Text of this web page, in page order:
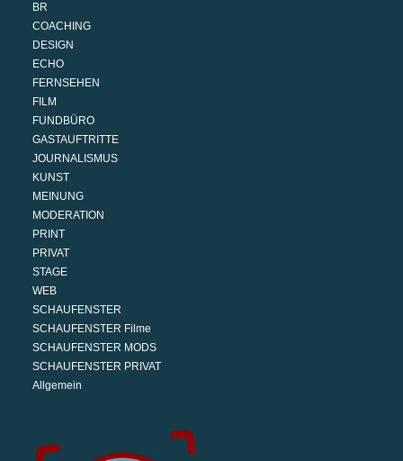
BR
COACHING
DESIGN
ECHO
FERNSEHEN
FILM
FUNDBÜRO
GASTAUFTRITTE
JOURNALISMUS
KUNST
MEINUNG
MODERATION
PRINT
PRIVAT
STAGE
WEB
SCHAUFENSTER
SCHAUFENSTER Filme
SCHAUFENSTER MODS
SCHAUFENSTER PRIVAT
Allgemein